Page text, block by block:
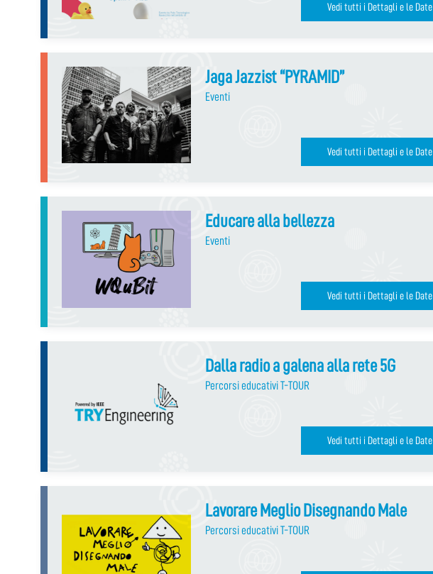
Vedi tutti i Dettagli e le Date
Jaga Jazzist “PYRAMID”
Eventi
Vedi tutti i Dettagli e le Date
Educare alla bellezza
Eventi
Vedi tutti i Dettagli e le Date
Dalla radio a galena alla rete 5G
Percorsi educativi T-TOUR
Vedi tutti i Dettagli e le Date
Lavorare Meglio Disegnando Male
Percorsi educativi T-TOUR